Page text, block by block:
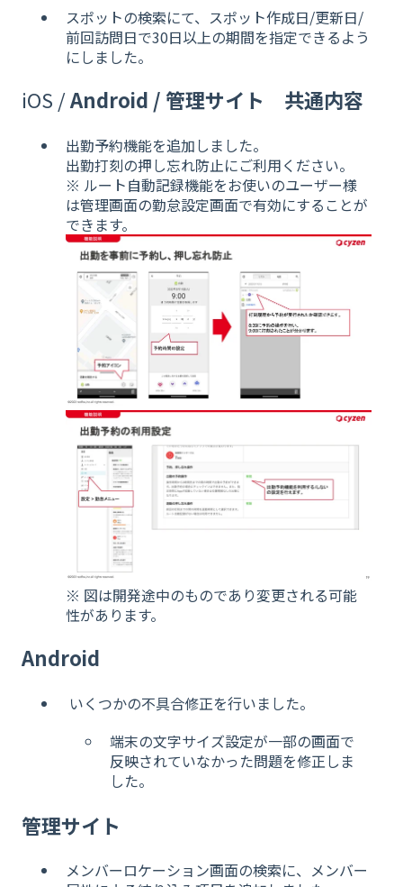
スポットの検索にて、スポット作成日/更新日/
前回訪問日で30日以上の期間を指定できるよう
にしました。
iOS /Android / 管理サイト 共通内容
出勤予約機能を追加しました。
出勤打刻の押し忘れ防止にご利用ください。
※ ルート自動記録機能をお使いのユーザー様
は管理画面の勤怠設定画面で有効にすることが
できます。
※ 図は開発途中のものであり変更される可能
性があります。
Android
いくつかの不具合修正を行いました。
端末の文字サイズ設定が一部の画面で
反映されていなかった問題を修正しま
した。
管理サイト
メンバーロケーション画面の検索に、メンバー